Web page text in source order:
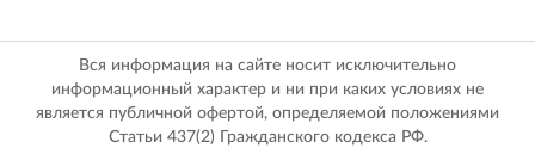
Вся информация на сайте носит исключительно
информационный характер и ни при каких условиях не
является публичной офертой, определяемой положениями
Статьи 437(2) Гражданского кодекса РФ.